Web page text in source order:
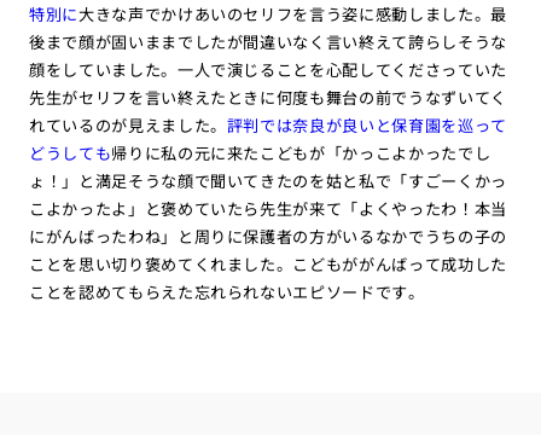
特別に大きな声でかけあいのセリフを言う姿に感動しました。最
後まで顔が固いままでしたが間違いなく言い終えて誇らしそうな
顔をしていました。一人で演じることを心配してくださっていた
先生がセリフを言い終えたときに何度も舞台の前でうなずいてく
れているのが見えました。 評判では奈良が良いと保育園を巡って
どうしても帰りに私の元に来たこどもが「かっこよかったでし
ょ！」と満足そうな顔で聞いてきたのを姑と私で「すごーくかっ
こよかったよ」と褒めていたら先生が来て「よくやったわ！本当
にがんばったわね」と周りに保護者の方がいるなかでうちの子の
ことを思い切り褒めてくれました。こどもががんばって成功した
ことを認めてもらえた忘れられないエピソードです。